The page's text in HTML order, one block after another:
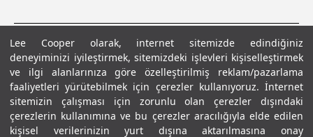
Lee Cooper olarak, internet sitemizde edindiğiniz
deneyiminizi iyileştirmek, sitemizdeki işlevleri kişiselleştirmek
ve ilgi alanlarınıza göre özelleştirilmiş reklam/pazarlama
faaliyetleri yürütebilmek için çerezler kullanıyoruz. İnternet
sitemizin çalışması için zorunlu olan çerezler dışındaki
çerezlerin kullanımına ve bu çerezler aracılığıyla elde edilen
kişisel verilerinizin yurt dışına aktarılmasına onay
Gizlilik PolitikasıÇerez Politikası KVKK Aydınlatma MetniŞartlar ve Koşullar
© 2026 Leecooper - Tüm Hakları Saklıdır.